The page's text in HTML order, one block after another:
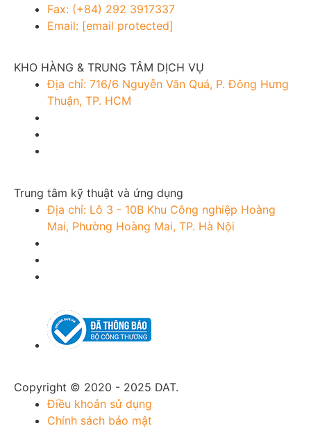
Fax: (+84) 292 3917337
Email: [email protected]
KHO HÀNG & TRUNG TÂM DỊCH VỤ
Địa chỉ: 716/6 Nguyễn Văn Quá, P. Đông Hưng
Thuận, TP. HCM
Trung tâm kỹ thuật và ứng dụng
Địa chỉ: Lô 3 - 10B Khu Công nghiệp Hoàng
Mai, Phường Hoàng Mai, TP. Hà Nội
Copyright © 2020 - 2025 DAT.
Điều khoản sử dụng
Chính sách bảo mật